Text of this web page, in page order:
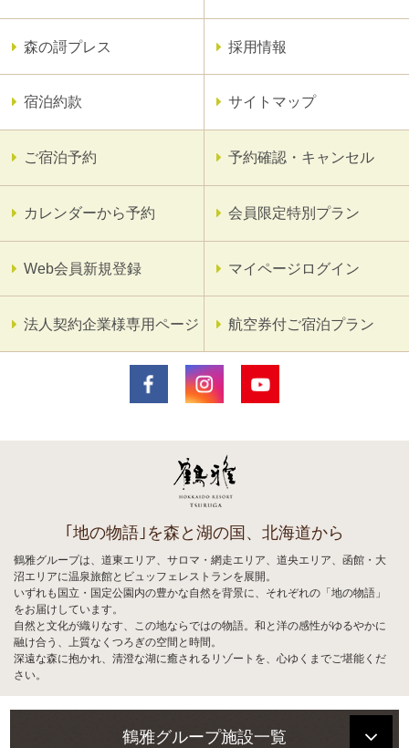
森の謌プレス 採用情報
宿泊約款 サイトマップ
ご宿泊予約 予約確認・キャンセル
カレンダーから予約 会員限定特別プラン
Web会員新規登録 マイページログイン
法人契約企業様専用ページ 航空券付ご宿泊プラン
｢地の物語｣を森と湖の国、北海道から
鶴雅グループは、道東エリア、サロマ・網走エリア、道央エリア、函館・大
沼エリアに温泉旅館とビュッフェレストランを展開。
いずれも国立・国定公園内の豊かな自然を背景に、それぞれの「地の物語」
をお届けしています。
自然と文化が織りなす、この地ならではの物語。和と洋の感性がゆるやかに
融け合う、上質なくつろぎの空間と時間。
深遠な森に抱かれ、清澄な湖に癒されるリゾートを、心ゆくまでご堪能くだ
さい。
鶴雅グループ施設一覧